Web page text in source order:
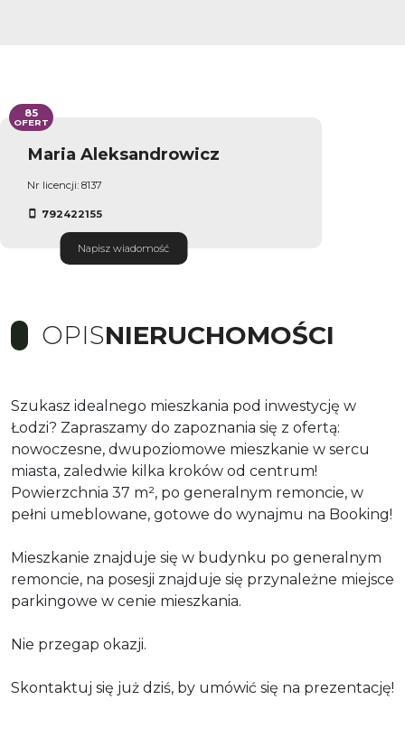
Maria Aleksandrowicz
Nr licencji: 8137
792422155
Napisz wiadomość
85
OFERT
OPISNIERUCHOMOŚCI
Szukasz idealnego mieszkania pod inwestycję w
Łodzi? Zapraszamy do zapoznania się z ofertą:
nowoczesne, dwupoziomowe mieszkanie w sercu
miasta, zaledwie kilka kroków od centrum!
Powierzchnia 37 m², po generalnym remoncie, w
pełni umeblowane, gotowe do wynajmu na Booking!
Mieszkanie znajduje się w budynku po generalnym
remoncie, na posesji znajduje się przynależne miejsce
parkingowe w cenie mieszkania.
Nie przegap okazji.
Skontaktuj się już dziś, by umówić się na prezentację!